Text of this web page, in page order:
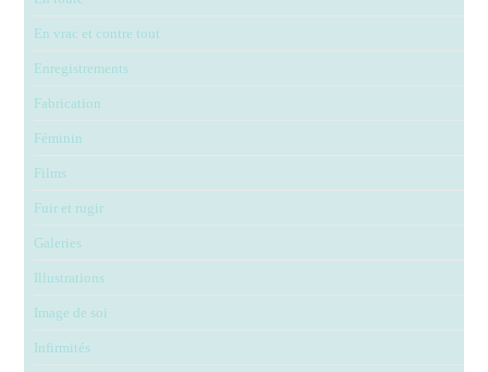
En vrac et contre tout
Enregistrements
Fabrication
Féminin
Films
Fuir et rugir
Galeries
Illustrations
Image de soi
Infirmités